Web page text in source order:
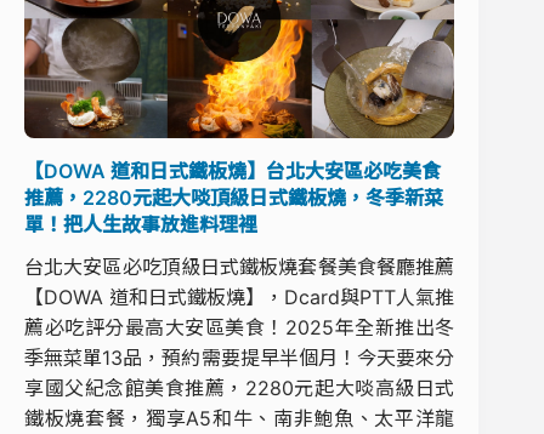
【DOWA 道和日式鐵板燒】台北大安區必吃美食
推薦，2280元起大啖頂級日式鐵板燒，冬季新菜
單！把人生故事放進料理裡
台北大安區必吃頂級日式鐵板燒套餐美食餐廳推薦
【DOWA 道和日式鐵板燒】，Dcard與PTT人氣推
薦必吃評分最高大安區美食！2025年全新推出冬
季無菜單13品，預約需要提早半個月！今天要來分
享國父紀念館美食推薦，2280元起大啖高級日式
鐵板燒套餐，獨享A5和牛、南非鮑魚、太平洋龍